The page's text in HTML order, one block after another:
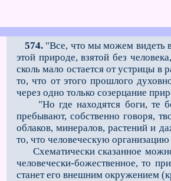
574. "Все, что мы можем видеть
этой природе, взятой без
сколь мало остается от устрицы
то, что от этого прошлого
через одно только созерцание
"Но где находятся боги, те
пребывают, собственно говоря,
облаков, минералов, растений и
то, что человеческую
Схематически сказанное можно
человечески-божественное, то
станет его внешним окружением